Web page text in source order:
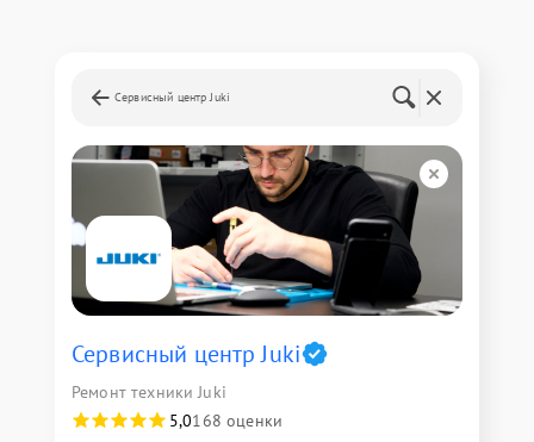
Сервисный центр Juki
Сервисный центр Juki
Ремонт техники Juki
5,0168 оценки